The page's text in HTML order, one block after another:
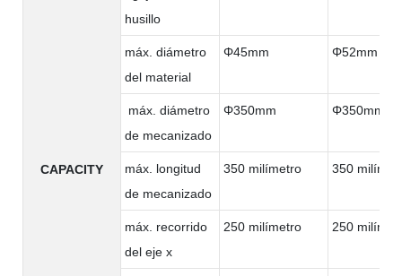
CAPACITY
husillo
máx. diámetro
del material
Φ45mm Φ52mm
máx. diámetro
de mecanizado
Φ350mm Φ350mm
máx. longitud
de mecanizado
350 milímetro 350
máx. recorrido
del eje x
250 milímetro 250